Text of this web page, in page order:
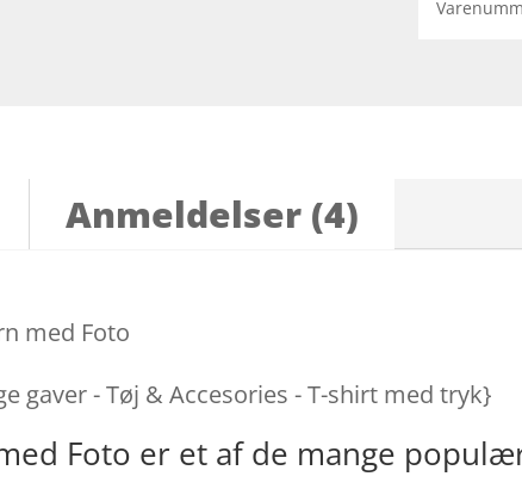
Anmeldelser (4)
med Foto
gaver - Tøj & Accesories - T-shirt med tryk}
Foto er et af de mange